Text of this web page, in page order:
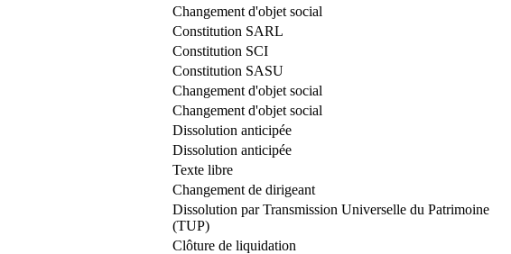
Changement d'objet social
Constitution SARL
Constitution SCI
Constitution SASU
Changement d'objet social
Changement d'objet social
Dissolution anticipée
Dissolution anticipée
Texte libre
Changement de dirigeant
Dissolution par Transmission Universelle du Patrimoine
(TUP)
Clôture de liquidation